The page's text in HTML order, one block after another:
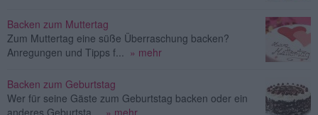
Backen zum Muttertag
Zum Muttertag eine süße Überraschung backen?
Anregungen und Tipps f...
» mehr
Backen zum Geburtstag
Wer für seine Gäste zum Geburtstag backen oder ein
anderes Geburtsta...
» mehr